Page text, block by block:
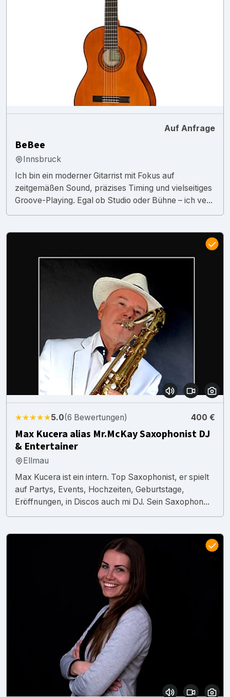
Auf Anfrage
BeBee
Innsbruck
Ich bin ein moderner Gitarrist mit Fokus auf
zeitgemäßen Sound, präzises Timing und vielseitiges
Groove-Playing. Egal ob Studio oder Bühne – ich ve...
★★★★★5.0(6 Bewertungen) 400 €
Max Kucera alias Mr.McKay Saxophonist DJ
& Entertainer
Ellmau
Max Kucera ist ein intern. Top Saxophonist, er spielt
auf Partys, Events, Hochzeiten, Geburtstage,
Eröffnungen, in Discos auch mi DJ. Sein Saxophon...